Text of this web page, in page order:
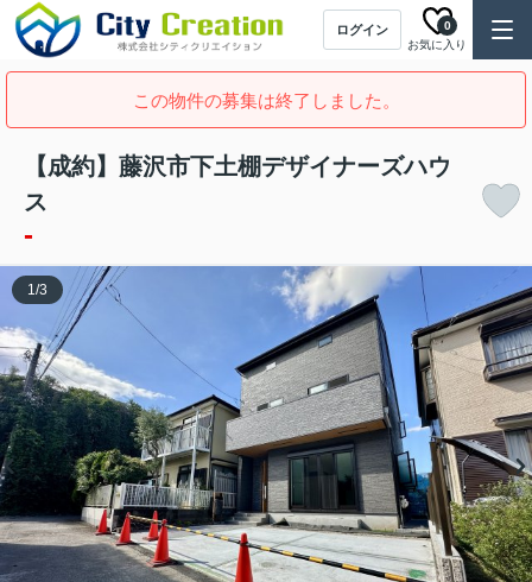
ログイン
お気に入り
0
この物件の募集は終了しました。
【成約】藤沢市下土棚デザイナーズハウ
ス
-
1/3